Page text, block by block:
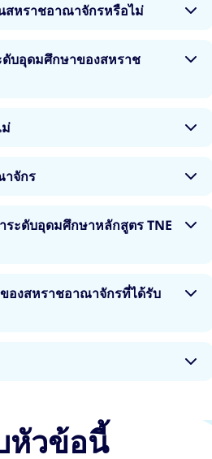
สหราชอาณาจักรหรือไม่
หราชอาณาจักร โดยจะเป็นไป
อยู่ภายใต้การประกันคุณภาพที่
ที่มีอำนาจในการมอบวุฒิการ
ยาลัยมีหน้าที่รับผิดชอบที่สำคัญ
แห่งสหราชอาณาจักร (UK
นฐานที่สนับสนุนการเตรียมการ
นก็คือ สถาบันที่มอบวุฒิการศึกษา
ตาม
ดับอุดมศึกษาของสหราช
รศึกษาระดับอุดมศึกษาทุก
สงค์ส่วนบุคคลของคุณ (เช่น
ละหลักสูตรที่คุณสามารถเรียนได้
าบันที่คุณเลือกดำเนินงานร่วม
เหมือนกัน ไม่ว่าคุณจะเรียนที่
าจักร
กสถาบันพันธมิตรในประเทศต่าง
ด้รับในสหราชอาณาจักร การ
ดคล้องกับความต้องการของ
ะดับอุดมศึกษาหลักสูตร TNE
มารถใช้การบรรยาย สัมมนา
ารย์และนักศึกษาคนอื่น ๆ ได้
การเขียน โดยจะพัฒนาทั้งความ
จักรหมายความว่าคุณอาจไม่ได้
องสหราชอาณาจักรที่ได้รับ
าจักรที่มหาวิทยาลัยในสหราช
ที่คุณจะได้รับในสหราชอาณาจักร
ชีพที่คุณเลือก และวุฒิการศึกษาที่
ษาข้อมูลเกี่ยวกับการศึกษาระดับ
เพื่อรับวุฒิการศึกษานี้ในต่าง
เช่า ค่าเดินทาง และค่าครองชีพ
หัวข้อนี้